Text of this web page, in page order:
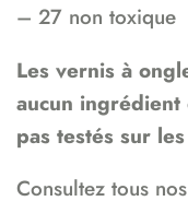
– 27 non toxique
Les vernis à
aucun
pas testés sur
Consultez tous